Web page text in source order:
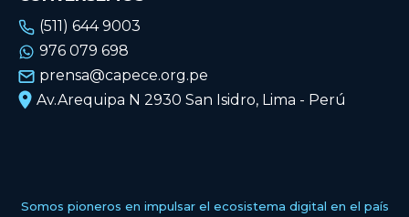
(511) 644 9003
976 079 698
prensa@capece.org.pe
Av.Arequipa N 2930 San Isidro, Lima - Perú
Somos pioneros en impulsar el ecosistema digital en el país